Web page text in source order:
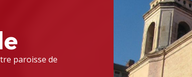
paroisse de